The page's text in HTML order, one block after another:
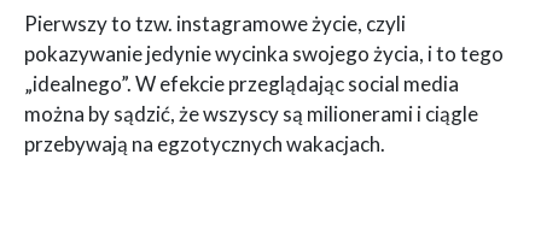
Pierwszy to tzw. instagramowe życie, czyli
pokazywanie jedynie wycinka swojego życia, i to tego
„idealnego”. W efekcie przeglądając social media
można by sądzić, że wszyscy są milionerami i ciągle
przebywają na egzotycznych wakacjach.